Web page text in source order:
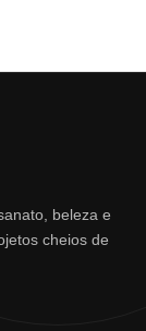
beleza e
cheios de